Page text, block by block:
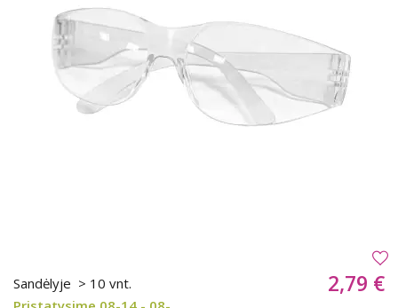
Sandėlyje > 10 vnt.
2,79 €